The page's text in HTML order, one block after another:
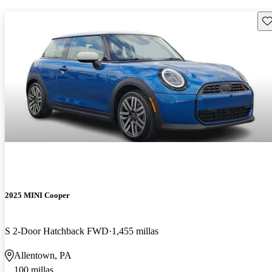
2025 MINI Cooper
S 2-Door Hatchback FWD 1,455 millas
Allentown, PA